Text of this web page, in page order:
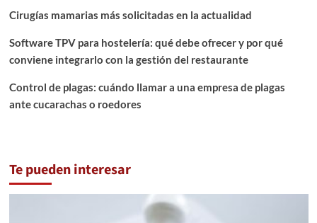
Cirugías mamarias más solicitadas en la actualidad
Software TPV para hostelería: qué debe ofrecer y por qué
conviene integrarlo con la gestión del restaurante
Control de plagas: cuándo llamar a una empresa de plagas
ante cucarachas o roedores
Te pueden interesar